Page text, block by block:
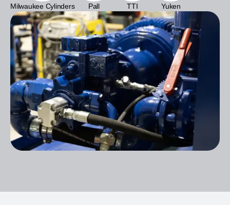
Milwaukee Cylinders Pall TTI Yuken